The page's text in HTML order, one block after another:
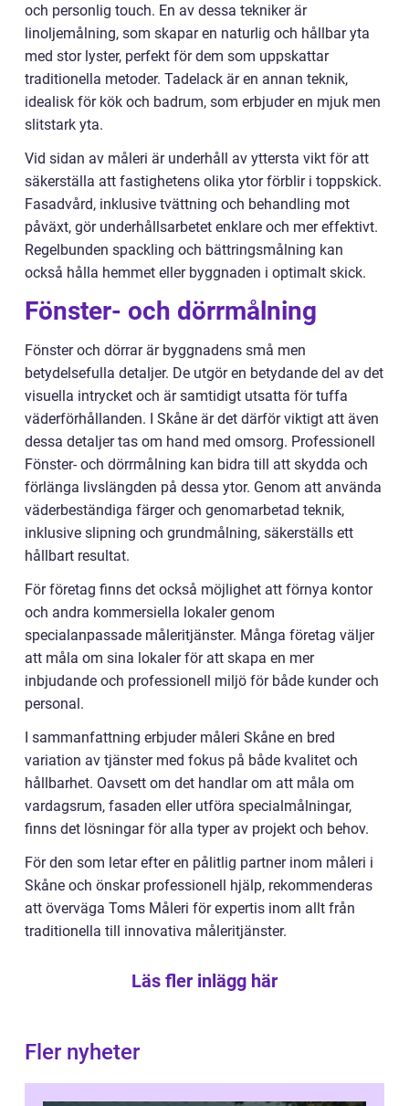
och personlig touch. En av dessa tekniker är
linoljemålning, som skapar en naturlig och hållbar yta
med stor lyster, perfekt för dem som uppskattar
traditionella metoder. Tadelack är en annan teknik,
idealisk för kök och badrum, som erbjuder en mjuk men
slitstark yta.
Vid sidan av måleri är underhåll av yttersta vikt för att
säkerställa att fastighetens olika ytor förblir i toppskick.
Fasadvård, inklusive tvättning och behandling mot
påväxt, gör underhållsarbetet enklare och mer effektivt.
Regelbunden spackling och bättringsmålning kan
också hålla hemmet eller byggnaden i optimalt skick.
Fönster- och dörrmålning
Fönster och dörrar är byggnadens små men
betydelsefulla detaljer. De utgör en betydande del av det
visuella intrycket och är samtidigt utsatta för tuffa
väderförhållanden. I Skåne är det därför viktigt att även
dessa detaljer tas om hand med omsorg. Professionell
Fönster- och dörrmålning kan bidra till att skydda och
förlänga livslängden på dessa ytor. Genom att använda
väderbeständiga färger och genomarbetad teknik,
inklusive slipning och grundmålning, säkerställs ett
hållbart resultat.
För företag finns det också möjlighet att förnya kontor
och andra kommersiella lokaler genom
specialanpassade måleritjänster. Många företag väljer
att måla om sina lokaler för att skapa en mer
inbjudande och professionell miljö för både kunder och
personal.
I sammanfattning erbjuder måleri Skåne en bred
variation av tjänster med fokus på både kvalitet och
hållbarhet. Oavsett om det handlar om att måla om
vardagsrum, fasaden eller utföra specialmålningar,
finns det lösningar för alla typer av projekt och behov.
För den som letar efter en pålitlig partner inom måleri i
Skåne och önskar professionell hjälp, rekommenderas
att överväga Toms Måleri för expertis inom allt från
traditionella till innovativa måleritjänster.
Läs fler inlägg här
Fler nyheter